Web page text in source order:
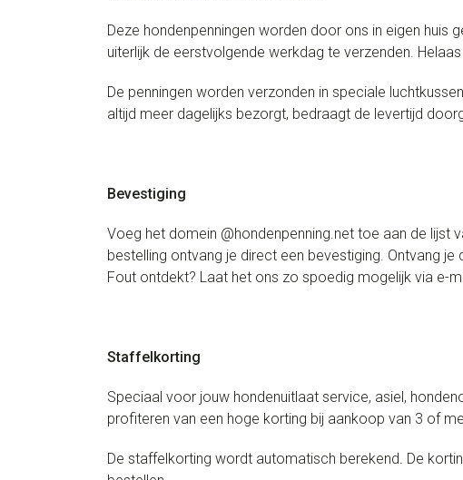
Deze hondenpenningen worden door ons in eigen
uiterlijk de eerstvolgende werkdag te verzenden.
De penningen worden verzonden in speciale
altijd meer dagelijks bezorgt, bedraagt de levertijd
Bevestiging
Voeg het domein @hondenpenning.net toe aan de lijst
bestelling ontvang je direct een bevestiging. Ontvang
Fout ontdekt? Laat het ons zo spoedig mogelijk via e-
Staffelkorting
Speciaal voor jouw hondenuitlaat service, asiel,
profiteren van een hoge korting bij aankoop van 3 of
De staffelkorting wordt automatisch berekend. De